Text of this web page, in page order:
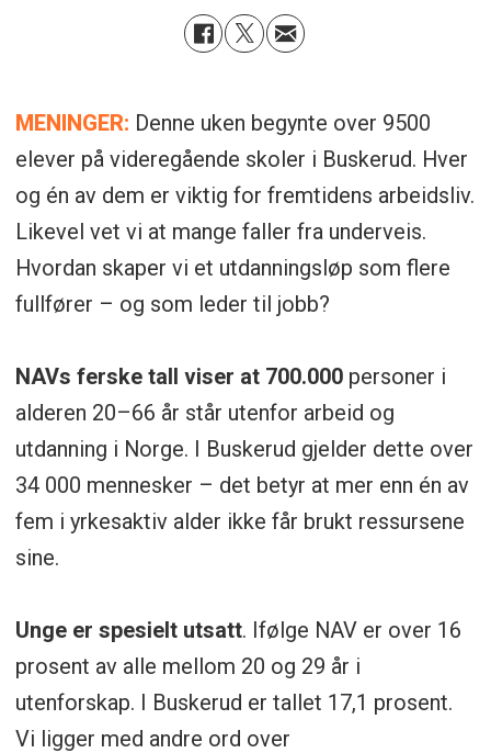
MENINGER: Denne uken begynte over 9500
elever på videregående skoler i Buskerud. Hver
og én av dem er viktig for fremtidens arbeidsliv.
Likevel vet vi at mange faller fra underveis.
Hvordan skaper vi et utdanningsløp som flere
fullfører – og som leder til jobb?
NAVs ferske tall viser at 700.000personer i
alderen 20–66 år står utenfor arbeid og
utdanning i Norge. I Buskerud gjelder dette over
34 000 mennesker – det betyr at mer enn én av
fem i yrkesaktiv alder ikke får brukt ressursene
sine.
Unge er spesielt utsatt. Ifølge NAV er over 16
prosent av alle mellom 20 og 29 år i
utenforskap. I Buskerud er tallet 17,1 prosent.
Vi ligger med andre ord over